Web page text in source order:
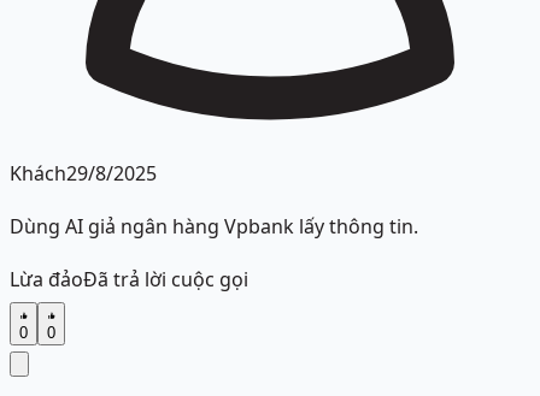
Khách29/8/2025
Dùng AI giả ngân hàng Vpbank lấy thông tin.
Lừa đảoĐã trả lời cuộc gọi
0 0